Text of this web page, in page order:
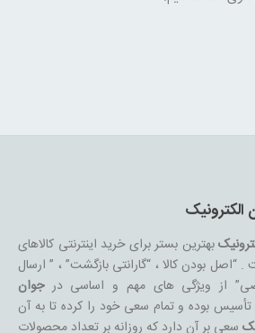
الکترونیک
بهترین بستر برای خرید اینترنتی کالاهای
. “اصل بودن کالا ، “گارانتی بازگشت” ، ” ارسال
از ویژگی های مهم و اساسی درجوان
بوده و تمام سعی خود را کرده تا به آن
سعی بر آن دارد که روزانه بر تعداد محصولات